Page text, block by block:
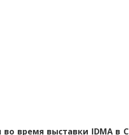
время выставки IDMA в